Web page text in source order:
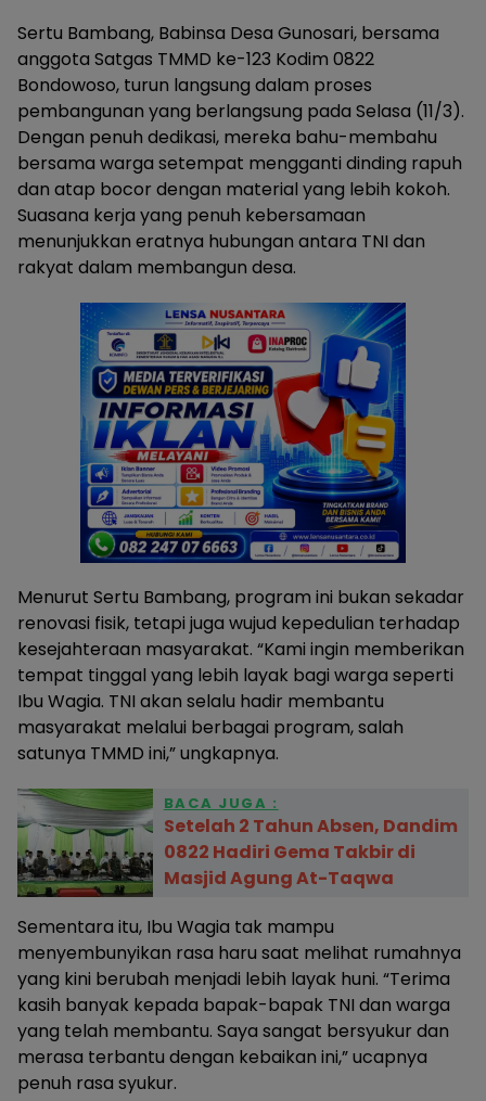
Sertu Bambang, Babinsa Desa Gunosari, bersama
anggota Satgas TMMD ke-123 Kodim 0822
Bondowoso, turun langsung dalam proses
pembangunan yang berlangsung pada Selasa (11/3).
Dengan penuh dedikasi, mereka bahu-membahu
bersama warga setempat mengganti dinding rapuh
dan atap bocor dengan material yang lebih kokoh.
Suasana kerja yang penuh kebersamaan
menunjukkan eratnya hubungan antara TNI dan
rakyat dalam membangun desa.
Menurut Sertu Bambang, program ini bukan sekadar
renovasi fisik, tetapi juga wujud kepedulian terhadap
kesejahteraan masyarakat. “Kami ingin memberikan
tempat tinggal yang lebih layak bagi warga seperti
Ibu Wagia. TNI akan selalu hadir membantu
masyarakat melalui berbagai program, salah
satunya TMMD ini,” ungkapnya.
BACA JUGA :
Setelah 2 Tahun Absen, Dandim
0822 Hadiri Gema Takbir di
Masjid Agung At-Taqwa
Sementara itu, Ibu Wagia tak mampu
menyembunyikan rasa haru saat melihat rumahnya
yang kini berubah menjadi lebih layak huni. “Terima
kasih banyak kepada bapak-bapak TNI dan warga
yang telah membantu. Saya sangat bersyukur dan
merasa terbantu dengan kebaikan ini,” ucapnya
penuh rasa syukur.